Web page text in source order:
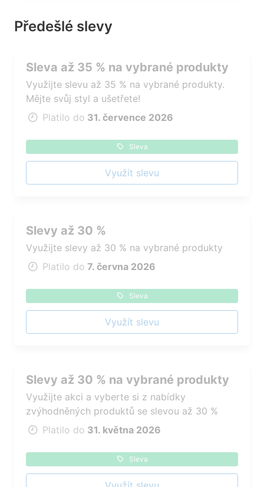
Předešlé slevy
Sleva až 35 % na vybrané produkty
Využijte slevu až 35 % na vybrané produkty.
Mějte svůj styl a ušetřete!
Platilo do 31. července 2026
Sleva
Využít slevu
Slevy až 30 %
Využijte slevy až 30 % na vybrané produkty
Platilo do 7. června 2026
Sleva
Využít slevu
Slevy až 30 % na vybrané produkty
Využijte akci a vyberte si z nabídky
zvýhodněných produktů se slevou až 30 %
Platilo do 31. května 2026
Sleva